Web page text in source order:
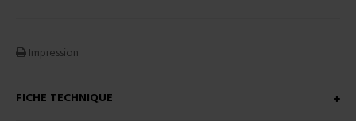
Impression
FICHE TECHNIQUE